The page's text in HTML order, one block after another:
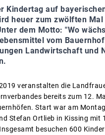
Kindertag auf
heuer zum zwölften Mal
dem Motto: "Wo
vom
Landwirtschaft und
veranstalten die
bereits zum 12.
Start war am
Stefan Ortlieb in Kissing mit
besuchen 600